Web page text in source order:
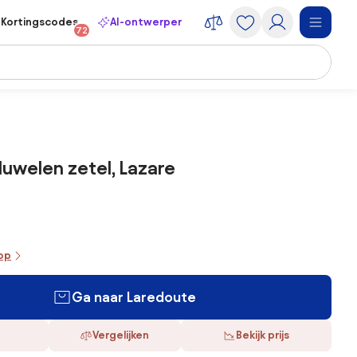
Kortingscodes
72
AI-ontwerper
zetel, Lazare
Ga naar Laredoute
Vergelijken Bekijk prijs